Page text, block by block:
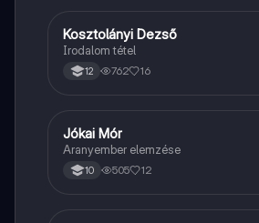
Magyar
Kosztolányi Dezső
Irodalom tétel
12 762 16
Magyar
Jókai Mór
Aranyember elemzése
10 505 12